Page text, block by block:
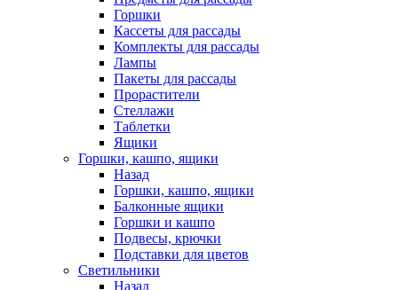
Горшки
Кассеты для рассады
Комплекты для рассады
Лампы
Пакеты для рассады
Прорастители
Стеллажи
Таблетки
Ящики
Горшки, кашпо, ящики
Назад
Горшки, кашпо, ящики
Балконные ящики
Горшки и кашпо
Подвесы, крючки
Подставки для цветов
Светильники
Назад